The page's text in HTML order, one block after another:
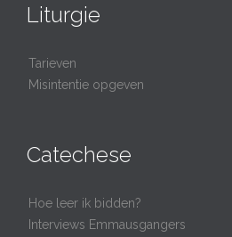
Liturgie
Tarieven
Misintentie opgeven
Catechese
Hoe leer ik bidden?
Interviews Emmausgangers